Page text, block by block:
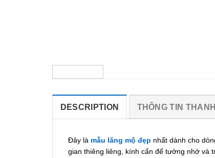
DESCRIPTION THÔNG TIN
Đây là mẫu lăng mộ đẹp nhất dành cho
gian thiêng liêng, kính cẩn để tưởng nhớ và